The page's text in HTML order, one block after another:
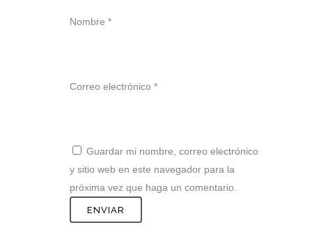
Nombre *
Correo electrónico *
Guardar mi nombre, correo electrónico
y sitio web en este navegador para la
próxima vez que haga un comentario.